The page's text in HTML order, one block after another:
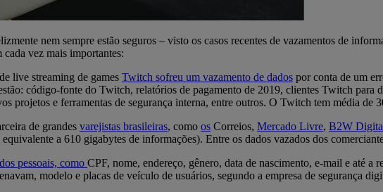
nem sempre estão seguros – visto os casos recentes de vazamentos de
cada vez mais importantes:
live streaming de games Twitch sofreu um vazamento de dados por conta de um
código-fonte do Twitch, relatórios de pagamento de 2019, clientes Twitch para
projetos e ferramentas de segurança interna, entre outros. O Twitch tem média de
de grandes varejistas brasileiras, como os Correios, Mercado Livre, B2W
a 610 gigabytes de informações). Entre os dados vazados dos
pessoais, como CPF, nome, endereço, gênero, data de nascimento, e-mail e até a
modelo e placas de veículo de usuários, segundo a empresa de segurança